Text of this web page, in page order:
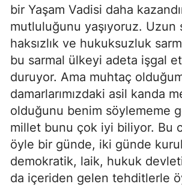
bir Yaşam Vadisi daha
mutluluğunu yaşıyoruz. Uzun
haksızlık ve hukuksuzluk
bu sarmal ülkeyi adeta işgal
duruyor. Ama muhtaç
damarlarımızdaki asil kanda
olduğunu benim söylememe
millet bunu çok iyi biliyor. Bu
öyle bir günde, iki günde
demokratik, laik, hukuk
da içeriden gelen tehditlerle